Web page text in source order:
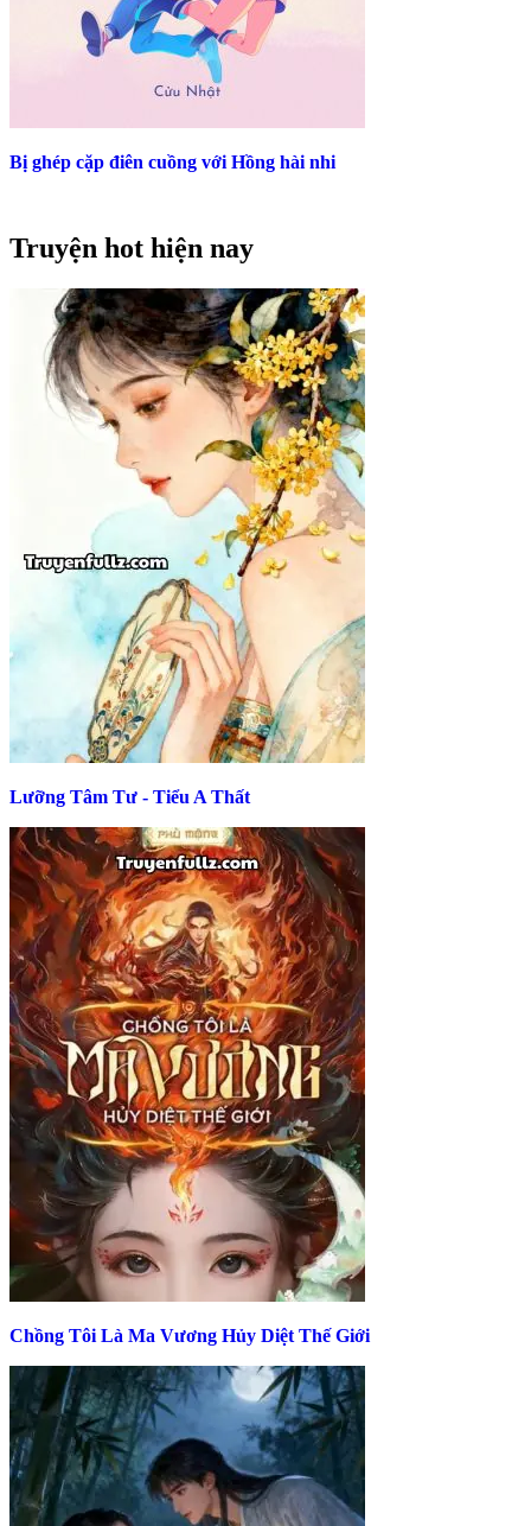
Bị ghép cặp điên cuồng với Hồng hài nhi
Truyện hot hiện nay
Lưỡng Tâm Tư - Tiểu A Thất
Chồng Tôi Là Ma Vương Hủy Diệt Thế Giới